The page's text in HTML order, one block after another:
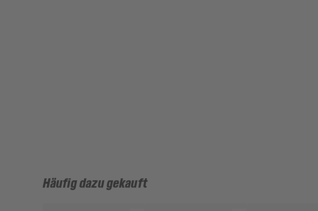
Häufig dazu gekauft